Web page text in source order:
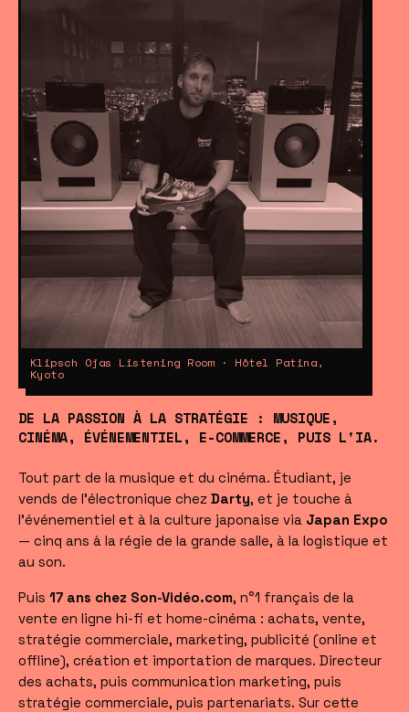
Klipsch Ojas Listening Room · Hôtel Patina,
Kyoto
DE LA PASSION À LA STRATÉGIE : MUSIQUE,
CINÉMA, ÉVÉNEMENTIEL, E-COMMERCE, PUIS L'IA.
Tout part de la musique et du cinéma. Étudiant, je
vends de l'électronique chez Darty, et je touche à
l'événementiel et à la culture japonaise via Japan Expo
— cinq ans à la régie de la grande salle, à la logistique et
au son.
Puis 17 ans chez Son-Vidéo.com, n°1 français de la
vente en ligne hi-fi et home-cinéma : achats, vente,
stratégie commerciale, marketing, publicité (online et
offline), création et importation de marques. Directeur
des achats, puis communication marketing, puis
stratégie commerciale, puis partenariats. Sur cette